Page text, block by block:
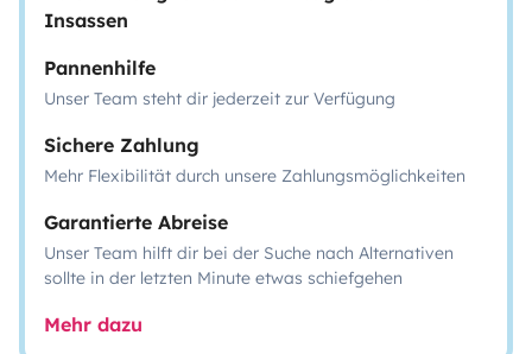
Insassen
Pannenhilfe
Unser Team steht dir jederzeit zur Verfügung
Sichere Zahlung
Mehr Flexibilität durch unsere Zahlungsmöglichkeiten
Garantierte Abreise
Unser Team hilft dir bei der Suche nach Alternativen
sollte in der letzten Minute etwas schiefgehen
Mehr dazu